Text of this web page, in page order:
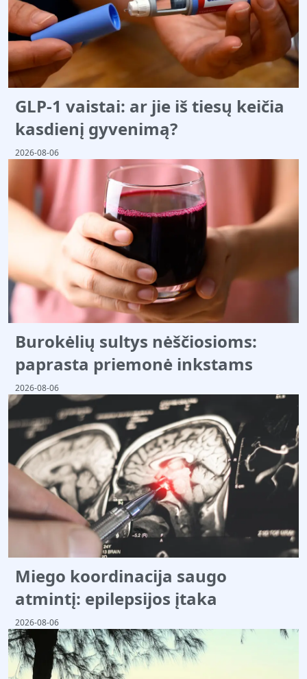
GLP-1 vaistai: ar jie iš tiesų keičia
kasdienį gyvenimą?
2026-08-06
Burokėlių sultys nėščiosioms:
paprasta priemonė inkstams
2026-08-06
Miego koordinacija saugo
atmintį: epilepsijos įtaka
2026-08-06